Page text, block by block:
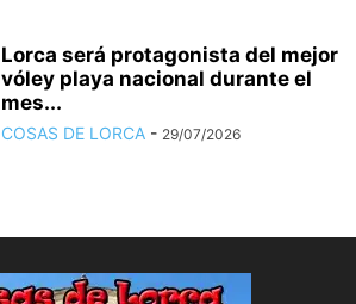
Lorca será protagonista del mejor
vóley playa nacional durante el
mes...
COSAS DE LORCA - 29/07/2026